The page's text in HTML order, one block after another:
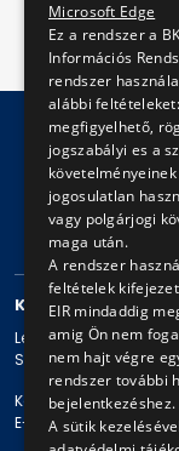
Impresszum
Adatvédelmi
KAPCSOLAT
Levelezési cím: 1980
Székhely: 1980
Központi
E-mail cím:
Microsoft Edge
Ez a rendszer a
Információs
rendszer
alábbi
megfigyelhető,
jogszabályi es a
jogosulatlan
vagy polgárjogi
maga után.
A rendszer
feltételek
EIR mindaddig
amig Ön nem
nem hajt végre
rendszer további
bejelentkezéshez.
A sütik